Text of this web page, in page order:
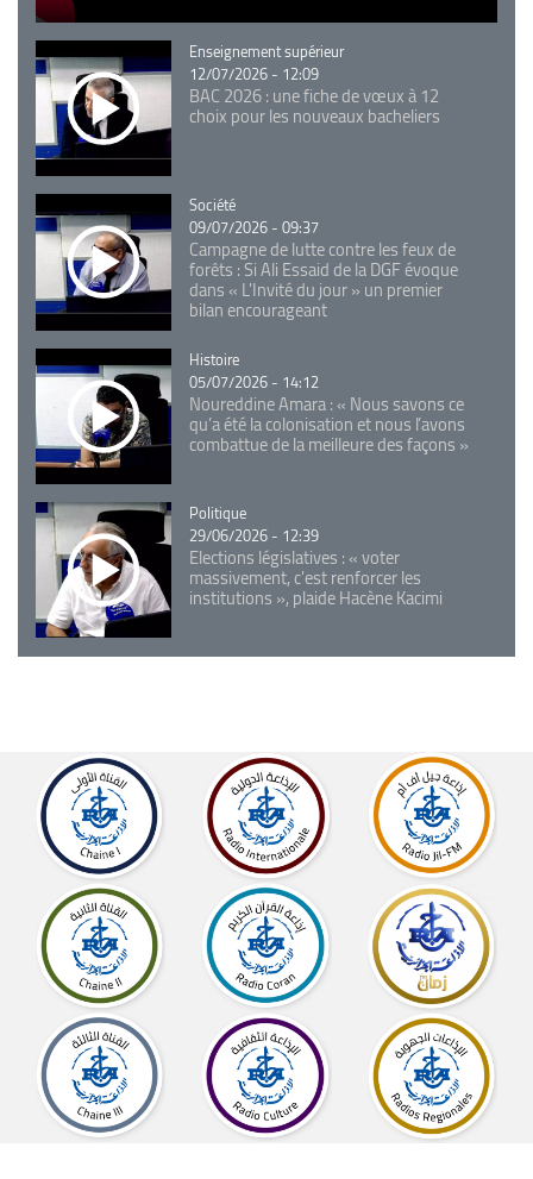
Catégorie
Enseignement supérieur
12/07/2026 - 12:09
BAC 2026 : une fiche de vœux à 12
choix pour les nouveaux bacheliers
Catégorie
Société
09/07/2026 - 09:37
Campagne de lutte contre les feux de
forêts : Si Ali Essaid de la DGF évoque
dans « L'Invité du jour » un premier
bilan encourageant
Catégorie
Histoire
05/07/2026 - 14:12
Noureddine Amara : « Nous savons ce
qu’a été la colonisation et nous l’avons
combattue de la meilleure des façons »
Catégorie
Politique
29/06/2026 - 12:39
Elections législatives : « voter
massivement, c'est renforcer les
institutions », plaide Hacène Kacimi